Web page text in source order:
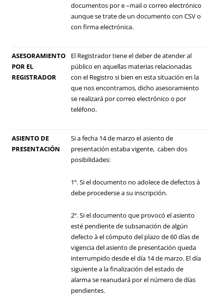
documentos por e –mail o correo electrónico
aunque se trate de un documento con CSV o
con firma electrónica.
ASESORAMIENTO
POR EL
REGISTRADOR
El Registrador tiene el deber de atender al
público en aquellas materias relacionadas
con el Registro si bien en esta situación en la
que nos encontramos, dicho asesoramiento
se realizará por correo electrónico o por
teléfono.
ASIENTO DE
PRESENTACIÓN
Si a fecha 14 de marzo el asiento de
presentación estaba vigente, caben dos
posibilidades:
1º. Si el documento no adolece de defectos à
debe procederse a su inscripción.
2º. Si el documento que provocó el asiento
esté pendiente de subsanación de algún
defecto à el cómputo del plazo de 60 días de
vigencia del asiento de presentación queda
interrumpido desde el día 14 de marzo. El día
siguiente a la finalización del estado de
alarma se reanudará por el número de días
pendientes.